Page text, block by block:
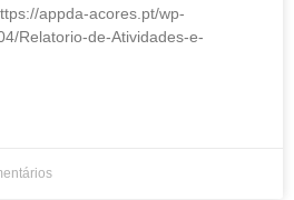
appda-acores.pt/wp-
Relatorio-de-Atividades-e-